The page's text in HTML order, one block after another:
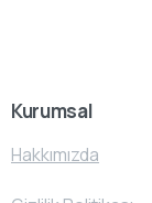
Kurumsal
Hakkımızda